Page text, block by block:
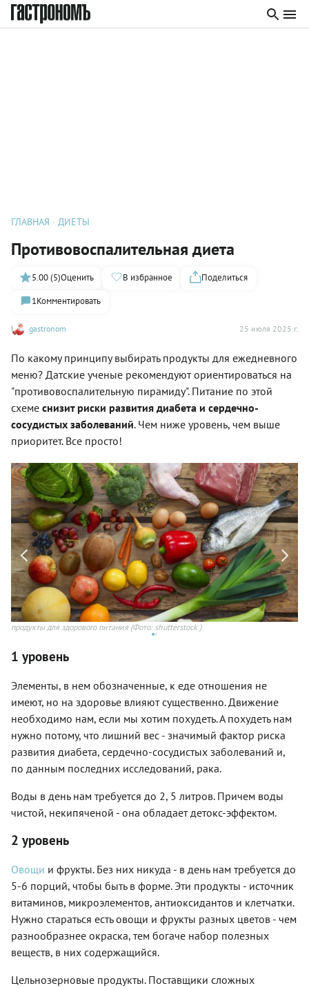
ГЛАВНАЯ ДИЕТЫ
Противовоспалительная диета
gastronom 25 июля 2025 г.
5.00 (5)Оценить В избранное
Поделиться
1Комментировать
По какому принципу выбирать продукты для ежедневного
меню? Датские ученые рекомендуют ориентироваться на
"противовоспалительную пирамиду". Питание по этой
схеме снизит риски развития диабета и сердечно-
сосудистых заболеваний. Чем ниже уровень, чем выше
приоритет. Все просто!
продукты для здорового питания (Фото: shutterstock )
1 уровень
Элементы, в нем обозначенные, к еде отношения не
имеют, но на здоровье влияют существенно. Движение
необходимо нам, если мы хотим похудеть. А похудеть нам
нужно потому, что лишний вес - значимый фактор риска
развития диабета, сердечно-сосудистых заболеваний и,
по данным последних исследований, рака.
Воды в день нам требуется до 2, 5 литров. Причем воды
чистой, некипяченой - она обладает детокс-эффектом.
2 уровень
Овощи и фрукты. Без них никуда - в день нам требуется до
5-6 порций, чтобы быть в форме. Эти продукты - источник
витаминов, микроэлементов, антиоксидантов и клетчатки.
Нужно стараться есть овощи и фрукты разных цветов - чем
разнообразнее окраска, тем богаче набор полезных
веществ, в них содержащийся.
Цельнозерновые продукты. Поставщики сложных